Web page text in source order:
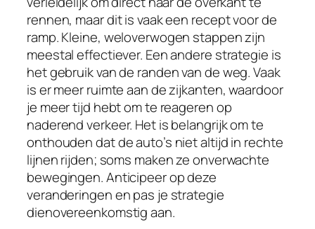
rennen, maar dit is vaak een recept voor de
ramp. Kleine, weloverwogen stappen zijn
meestal effectiever. Een andere strategie is
het gebruik van de randen van de weg. Vaak
is er meer ruimte aan de zijkanten, waardoor
je meer tijd hebt om te reageren op
naderend verkeer. Het is belangrijk om te
onthouden dat de auto’s niet altijd in rechte
lijnen rijden; soms maken ze onverwachte
bewegingen. Anticipeer op deze
veranderingen en pas je strategie
dienovereenkomstig aan.